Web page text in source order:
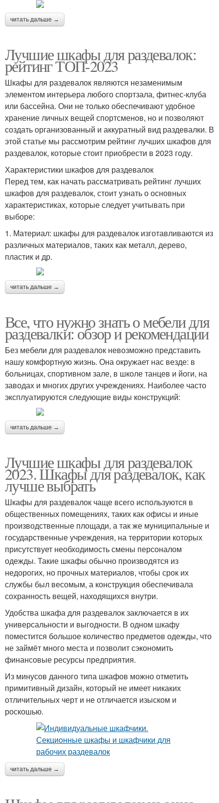
читать дальше →
Лучшие шкафы для раздевалок:
рейтинг ТОП-2023
Шкафы для раздевалок являются незаменимым
элементом интерьера любого спортзала, фитнес-клуба
или бассейна. Они не только обеспечивают удобное
хранение личных вещей спортсменов, но и позволяют
создать организованный и аккуратный вид раздевалки. В
этой статье мы рассмотрим рейтинг лучших шкафов для
раздевалок, которые стоит приобрести в 2023 году.
Характеристики шкафов для раздевалок
Перед тем, как начать рассматривать рейтинг лучших
шкафов для раздевалок, стоит узнать о основных
характеристиках, которые следует учитывать при
выборе:
1. Материал: шкафы для раздевалок изготавливаются из
различных материалов, таких как металл, дерево,
пластик и др.
читать дальше →
Все, что нужно знать о мебели для
раздевалки: обзор и рекомендации
Без мебели для раздевалок невозможно представить
нашу комфортную жизнь. Она окружает нас везде: в
больницах, спортивном зале, в школе танцев и йоги, на
заводах и многих других учреждениях. Наиболее часто
эксплуатируются следующие виды конструкций:
читать дальше →
Лучшие шкафы для раздевалок
2023. Шкафы для раздевалок, как
лучше выбрать
Шкафы для раздевалок чаще всего используются в
общественных помещениях, таких как офисы и иные
производственные площади, а так же муниципальные и
государственные учреждения, на территории которых
присутствует необходимость смены персоналом
одежды. Такие шкафы обычно производятся из
недорогих, но прочных материалов, чтобы срок их
службы был весомым, а конструкция обеспечивала
сохранность вещей, находящихся внутри.
Удобства шкафа для раздевалок заключается в их
универсальности и выгодности. В одном шкафу
поместится большое количество предметов одежды, что
не займёт много места и позволит сэкономить
финансовые ресурсы предприятия.
Из минусов данного типа шкафов можно отметить
примитивный дизайн, который не имеет никаких
отличительных черт и не отличается изыском и
роскошью.
читать дальше →